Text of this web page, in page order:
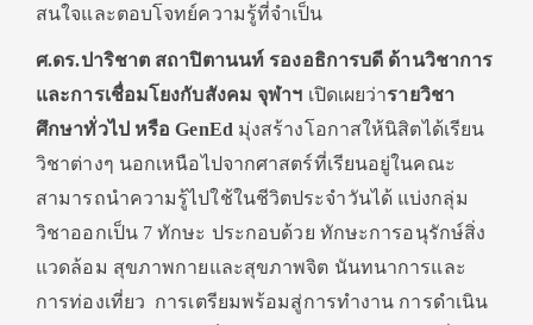
สนใจและตอบโจทย์ความรู้ที่จำเป็น
ศ.ดร.ปาริชาต สถาปิตานนท์ รองอธิการบดี ด้านวิชาการ
และการเชื่อมโยงกับสังคม จุฬาฯ เปิดเผยว่ารายวิชา
ศึกษาทั่วไป หรือGenEd มุ่งสร้างโอกาสให้นิสิตได้เรียน
วิชาต่างๆ นอกเหนือไปจากศาสตร์ที่เรียนอยู่ในคณะ
สามารถนำความรู้ไปใช้ในชีวิตประจำวันได้ แบ่งกลุ่ม
วิชาออกเป็น 7 ทักษะ ประกอบด้วย ทักษะการอนุรักษ์สิ่ง
แวดล้อม สุขภาพกายและสุขภาพจิต นันทนาการและ
การท่องเที่ยว การเตรียมพร้อมสู่การทำงาน การดำเนิน